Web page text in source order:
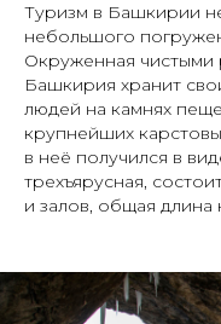
Туризм в Башкирии
небольшого
Окруженная
Башкирия хранит
людей на камнях
крупнейших
в неё получился в
трехъярусная,
и залов, общая